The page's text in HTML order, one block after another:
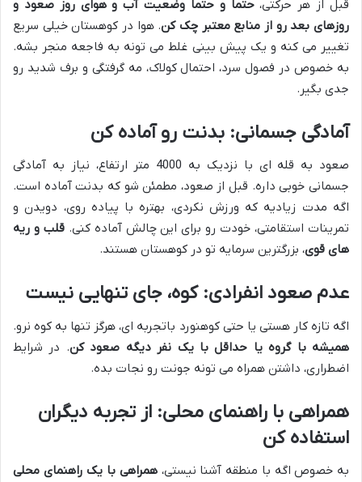
قبل از هر حرکتی،حتماً و حتماً وضعیت آب و هوای روز صعود و
روزهای بعد رو از منابع معتبر چک کن. هوا در کوهستان خیلی سریع
تغییر می کنه و یک پیش بینی غلط می تونه به فاجعه منجر بشه.
به خصوص در فصول سرد، احتمال کولاک، مه گرفتگی و برف شدید رو
جدی بگیر.
آمادگی جسمانی: بدنت رو آماده کن
صعود به قله ای با نزدیک به 4000 متر ارتفاع، نیاز به آمادگی
جسمانی خوبی داره. قبل از صعود، مطمئن شو که بدنت آماده است.
اگه مدت زیادیه که ورزش نکردی، بهتره با پیاده روی، دویدن و
تمرینات استقامتی، خودت رو برای این چالش آماده کنی.قلب و ریه
های قوی، بزرگترین سرمایه تو در کوهستان هستند.
عدم صعود انفرادی: کوه، جای تنهایی نیست
اگه تازه کار هستی یا حتی کوهنورد باتجربه ای، هرگز تنها به کوه نرو.
همیشه با گروه یا حداقل با یک نفر دیگه صعود کن. در شرایط
اضطراری، داشتن همراه می تونه جونت رو نجات بده.
همراهی با راهنمای محلی: از تجربه دیگران
استفاده کن
به خصوص اگه با منطقه آشنا نیستی،همراهی با یک راهنمای محلی